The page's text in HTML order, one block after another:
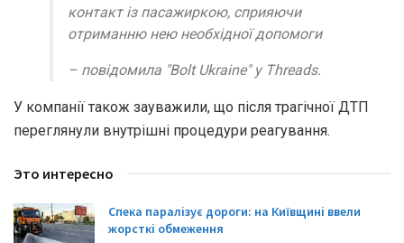
контакт із пасажиркою, сприяючи
отриманню нею необхідної допомоги
– повідомила "Bolt Ukraine" у Threads.
У компанії також зауважили, що після трагічної ДТП
переглянули внутрішні процедури реагування.
Это интересно
Спека паралізує дороги: на Київщині ввели
жорсткі обмеження